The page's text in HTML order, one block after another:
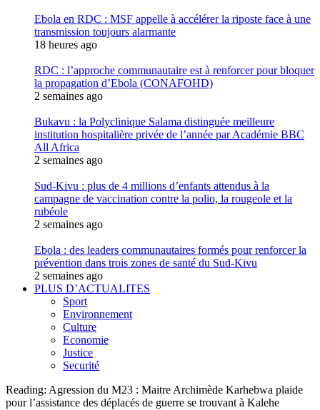
Ebola en RDC : MSF appelle à accélérer la riposte face à une
transmission toujours alarmante
18 heures ago
RDC : l’approche communautaire est à renforcer pour bloquer
la propagation d’Ebola (CONAFOHD)
2 semaines ago
Bukavu : la Polyclinique Salama distinguée meilleure
institution hospitalière privée de l’année par Académie BBC
All Africa
2 semaines ago
Sud-Kivu : plus de 4 millions d’enfants attendus à la
campagne de vaccination contre la polio, la rougeole et la
rubéole
2 semaines ago
Ebola : des leaders communautaires formés pour renforcer la
prévention dans trois zones de santé du Sud-Kivu
2 semaines ago
PLUS D’ACTUALITES
Sport
Environnement
Culture
Economie
Justice
Securité
Reading: Agression du M23 : Maitre Archimède Karhebwa plaide
pour l’assistance des déplacés de guerre se trouvant à Kalehe